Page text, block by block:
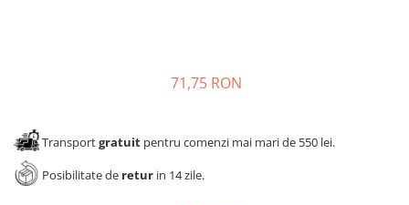
71,75 RON
Transportgratuit pentru comenzi mai mari de 550 lei.
Posibilitate de retur in 14 zile.